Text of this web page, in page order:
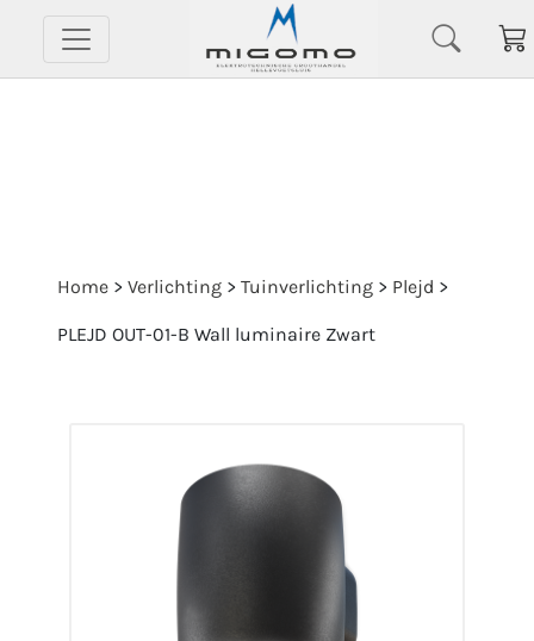
Home > Verlichting > Tuinverlichting > Plejd >
PLEJD OUT-01-B Wall luminaire Zwart